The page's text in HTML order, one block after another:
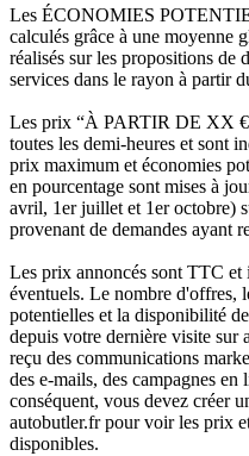
Les ÉCONOMIES
calculés grâce à une moyenne
réalisés sur les propositions de
services dans le rayon à partir
Les prix “À PARTIR DE XX
toutes les demi-heures et sont
prix maximum et économies
en pourcentage sont mises à
avril, 1er juillet et 1er octobre)
provenant de demandes ayant
Les prix annoncés sont TTC et
éventuels. Le nombre d'offres,
potentielles et la disponibilité
depuis votre dernière visite sur
reçu des communications
des e-mails, des campagnes
conséquent, vous devez créer
autobutler.fr pour voir les prix
disponibles.